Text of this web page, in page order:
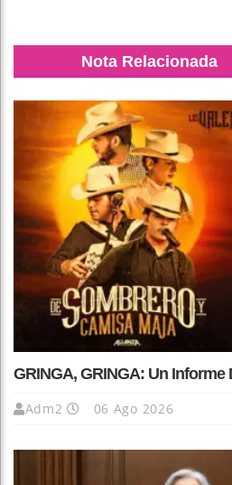
Nota Relacionada
GRINGA, GRINGA: Un Informe
Adm2 06 Ago 2026